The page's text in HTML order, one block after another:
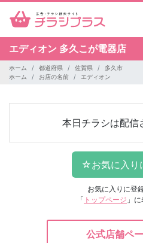
エディオン 多久こが電器店
ホーム 都道府県 佐賀県
多久市
ホーム
お店の名前 エディオン
本日チラシは配信
お気に入りに登
「 トップページ 」
公式店舗ペ